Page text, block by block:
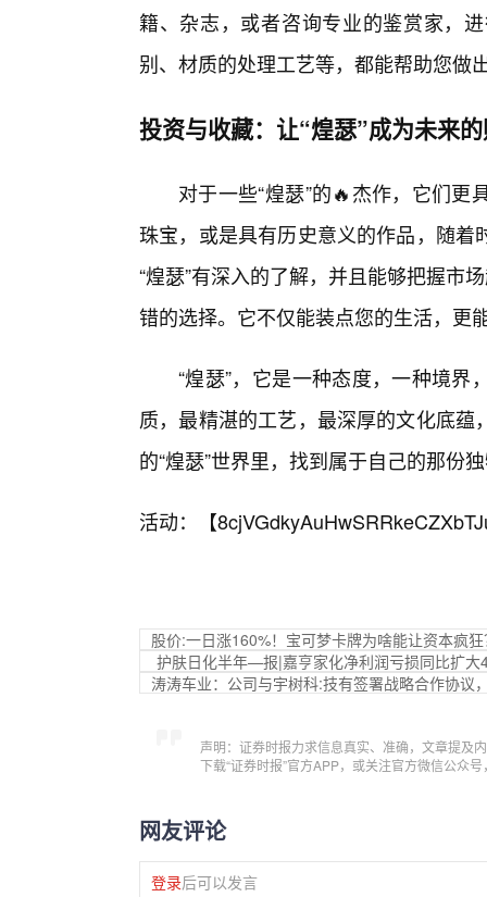
籍、杂志，或者咨询专业的鉴赏家，
别、材质的处理工艺等，都能帮助您做
投资与收藏：让“煌瑟”成为未来
对于一些“煌瑟”的🔥杰作，它们
珠宝，或是具有历史意义的作品，随
“煌瑟”有深入的了解，并且能够把握市
错的选择。它不仅能装点您的生活，更
“煌瑟”，它是一种态度，一种境
质，最精湛的工艺，最深厚的文化底
的“煌瑟”世界里，找到属于自己的那份
活动：【
股价:一日涨160%！宝可梦卡牌为啥能让资本疯
护肤日化半年—报|嘉亨家化净利润亏损同比扩
涛涛车业：公司与宇树科:技有签署战略合作协议
声明：证券时报力求信息真实、准确，文章提及
下载“证券时报”官方APP，或关注官方微信公众
网友评论
登录后可以发言